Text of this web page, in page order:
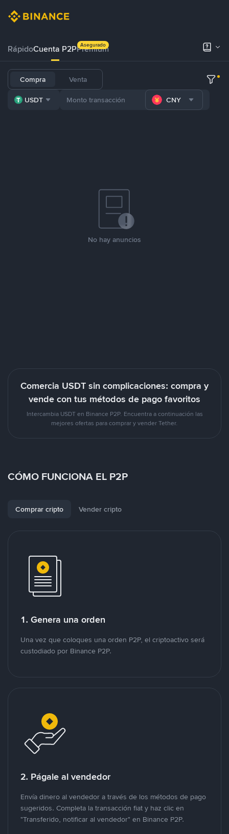
RápidoCuenta P2PPrémium
Asegurado
Compra Venta
USDT CNY
No hay anuncios
Comercia USDT sin complicaciones: compra y
vende con tus métodos de pago favoritos
Intercambia USDT en Binance P2P. Encuentra a continuación las
mejores ofertas para comprar y vender Tether.
CÓMO FUNCIONA EL P2P
Comprar cripto Vender cripto
1. Genera una orden
Una vez que coloques una orden P2P, el criptoactivo será
custodiado por Binance P2P.
2. Págale al vendedor
Envía dinero al vendedor a través de los métodos de pago
sugeridos. Completa la transacción fiat y haz clic en
"Transferido, notificar al vendedor" en Binance P2P.